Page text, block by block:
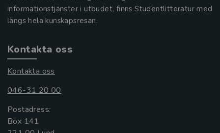
informationstjänster i utbudet, finns Studentlitteratur med
längs hela kunskapsresan.
Kontakta oss
Kontakta oss
046-31 20 00
Postadress:
Box 141